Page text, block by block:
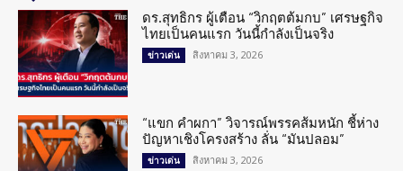
ดร.สุทธิกร ผู้เตือน “วิกฤตต้มกบ” เศรษฐกิจ
ไทยเป็นคนแรก วันนี้กำลังเป็นจริง
ข่าวเด่น สิงหาคม 3, 2026
“แขก คำผกา” วิจารณ์พรรคส้มหนัก ชี้ห่าง
ปัญหาเชิงโครงสร้าง ลั่น “มันปลอม”
ข่าวเด่น สิงหาคม 3, 2026